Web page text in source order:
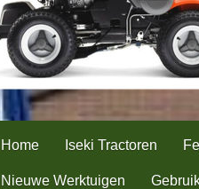
Home Iseki Tractoren
Nieuwe Werktuigen